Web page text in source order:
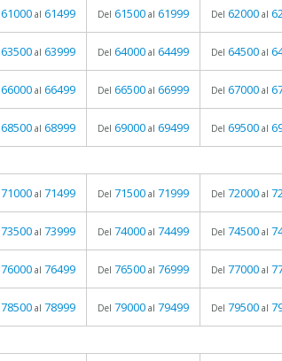
61000 al 61499 Del 61500 al 61999 Del 62000 al
63500 al 63999 Del 64000 al 64499 Del 64500 al
66000 al 66499 Del 66500 al 66999 Del 67000 al
68500 al 68999 Del 69000 al 69499 Del 69500 al
71000 al 71499 Del 71500 al 71999 Del 72000 al
73500 al 73999 Del 74000 al 74499 Del 74500 al
76000 al 76499 Del 76500 al 76999 Del 77000 al
78500 al 78999 Del 79000 al 79499 Del 79500 al